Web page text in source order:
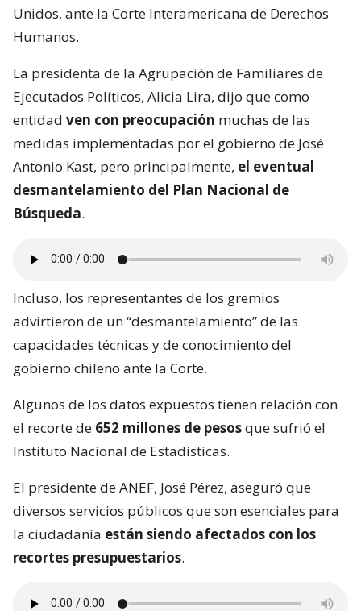
Unidos, ante la Corte Interamericana de Derechos
Humanos.
La presidenta de la Agrupación de Familiares de
Ejecutados Políticos, Alicia Lira, dijo que como
entidad ven con preocupación muchas de las
medidas implementadas por el gobierno de José
Antonio Kast, pero principalmente, el eventual
desmantelamiento del Plan Nacional de
Búsqueda.
Incluso, los representantes de los gremios
advirtieron de un “desmantelamiento” de las
capacidades técnicas y de conocimiento del
gobierno chileno ante la Corte.
Algunos de los datos expuestos tienen relación con
el recorte de 652 millones de pesosque sufrió el
Instituto Nacional de Estadísticas.
El presidente de ANEF, José Pérez, aseguró que
diversos servicios públicos que son esenciales para
la ciudadanía están siendo afectados con los
recortes presupuestarios.